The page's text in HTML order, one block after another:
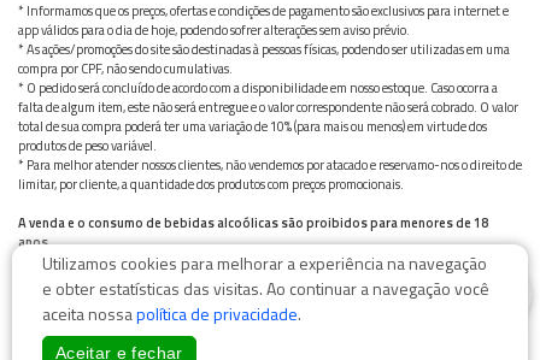
* Informamos que os preços, ofertas e condições de pagamento são exclusivos para internet e
app válidos para o dia de hoje, podendo sofrer alterações sem aviso prévio.
* As ações/promoções do site são destinadas à pessoas físicas, podendo ser utilizadas em uma
compra por CPF, não sendo cumulativas.
* O pedido será concluído de acordo com a disponibilidade em nosso estoque. Caso ocorra a
falta de algum item, este não será entregue e o valor correspondente não será cobrado. O valor
total de sua compra poderá ter uma variação de 10% (para mais ou menos) em virtude dos
produtos de peso variável.
* Para melhor atender nossos clientes, não vendemos por atacado e reservamo-nos o direito de
limitar, por cliente, a quantidade dos produtos com preços promocionais.
A venda e o consumo de bebidas alcoólicas são proibidos para menores de 18
anos.
Bebida alcoólica pode causar dependência química e, em excesso, provoca graves males à saúde.
Beba com moderação
Utilizamos cookies para melhorar a experiência na navegação
e obter estatísticas das visitas. Ao continuar a navegação você
aceita nossapolítica de privacidade.
Aceitar e fechar